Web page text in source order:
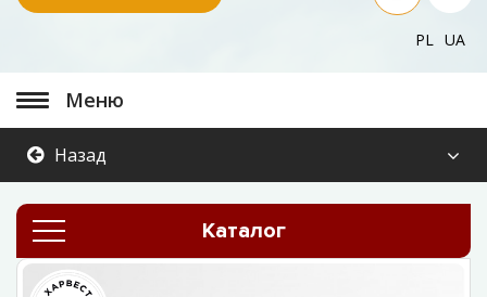
PL UA
Меню
Назад
Каталог